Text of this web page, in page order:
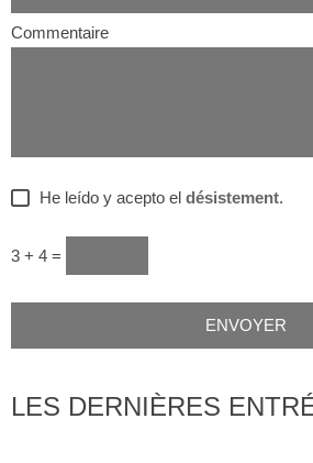
Commentaire
He leído y acepto el désistement.
3 + 4 =
LES DERNIÈRES